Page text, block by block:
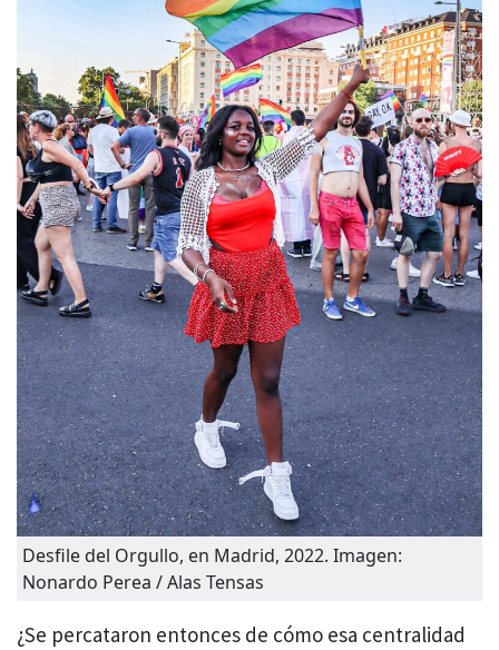
Desfile del Orgullo, en Madrid, 2022. Imagen:
Nonardo Perea / Alas Tensas
¿Se percataron entonces de cómo esa centralidad